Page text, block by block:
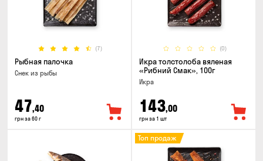
(7)
Рыбная палочка
Снек из рыбы
47,40
грн за 60 г
(0)
Икра толстолоба вяленая
«Рибний Смак», 100г
Икра
143,00
грн за 1 шт
Топ продаж